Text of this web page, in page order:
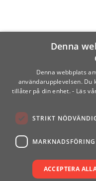
Denna
Denna webbplats
användarupplevelsen. Du
tillåter på din enhet. - Läs
STRIKT
MARKNADSFÖRING
ACCEPTERA